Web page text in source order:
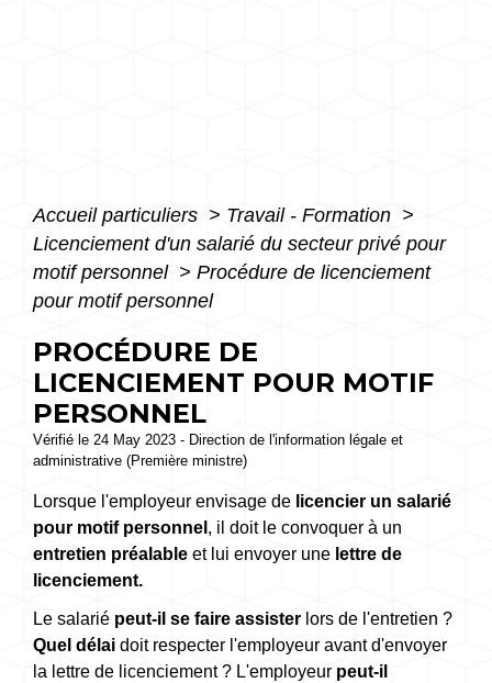
Accueil particuliers > Travail - Formation >
Licenciement d'un salarié du secteur privé pour
motif personnel > Procédure de licenciement
pour motif personnel
PROCÉDURE DE
LICENCIEMENT POUR MOTIF
PERSONNEL
Vérifié le 24 May 2023 - Direction de l'information légale et
administrative (Première ministre)
Lorsque l'employeur envisage de licencier un salarié
pour motif personnel , il doit le convoquer à un
entretien préalable et lui envoyer une lettre de
licenciement.
Le salarié peut-il se faire assister lors de l'entretien ?
Quel délai doit respecter l'employeur avant d'envoyer
la lettre de licenciement ? L'employeur peut-il